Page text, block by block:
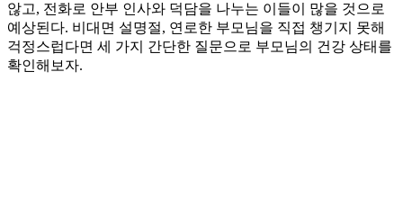
않고, 전화로 안부 인사와 덕담을 나누는 이들이 많을 것으로
예상된다. 비대면 설명절, 연로한 부모님을 직접 챙기지 못해
걱정스럽다면 세 가지 간단한 질문으로 부모님의 건강 상태를
확인해보자.